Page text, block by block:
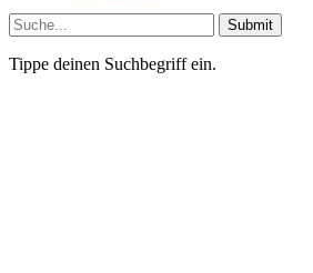
Submit
Tippe deinen Suchbegriff ein.